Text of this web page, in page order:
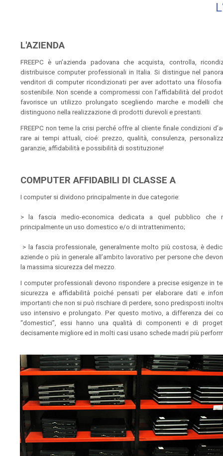
L'AZIENDA
FREEPC è un’azienda padovana che acquista, controlla,
distribuisce computer professionali in Italia. Si distingue nel
venditori di computer ricondizionati per aver adottato una
sostenibile. Non scende a compromessi con l’affidabilità del
favorisce un utilizzo prolungato scegliendo marche e modelli
distinguono nella realizzazione di prodotti durevoli e prestanti.
FREEPC non teme la crisi perché offre al cliente finale condizioni
rare ai tempi attuali, cioé: prezzo, qualità, consulenza,
garanzie, affidabilità e possibilità di sostituzione!
COMPUTER AFFIDABILI DI CLASSE A
I computer si dividono principalmente in due categorie:
> la fascia medio-economica dedicata a quel pubblico che
principalmente un uso domestico e/o di intrattenimento;
> la fascia professionale, generalmente molto più costosa, è
aziende o più in generale all’ambito lavorativo per persone che
la massima sicurezza del mezzo.
I computer professionali devono rispondere a precise esigenze in
sicurezza e affidabilità poiché pensati per elaborare dati e
importanti che non si può rischiare di perdere, sono predisposti
uso intensivo e prolungato. Per questo motivo, a differenza dei
“domestici”, essi hanno una qualità di componenti e di
decisamente migliore ed in molti casi usano schede madri più